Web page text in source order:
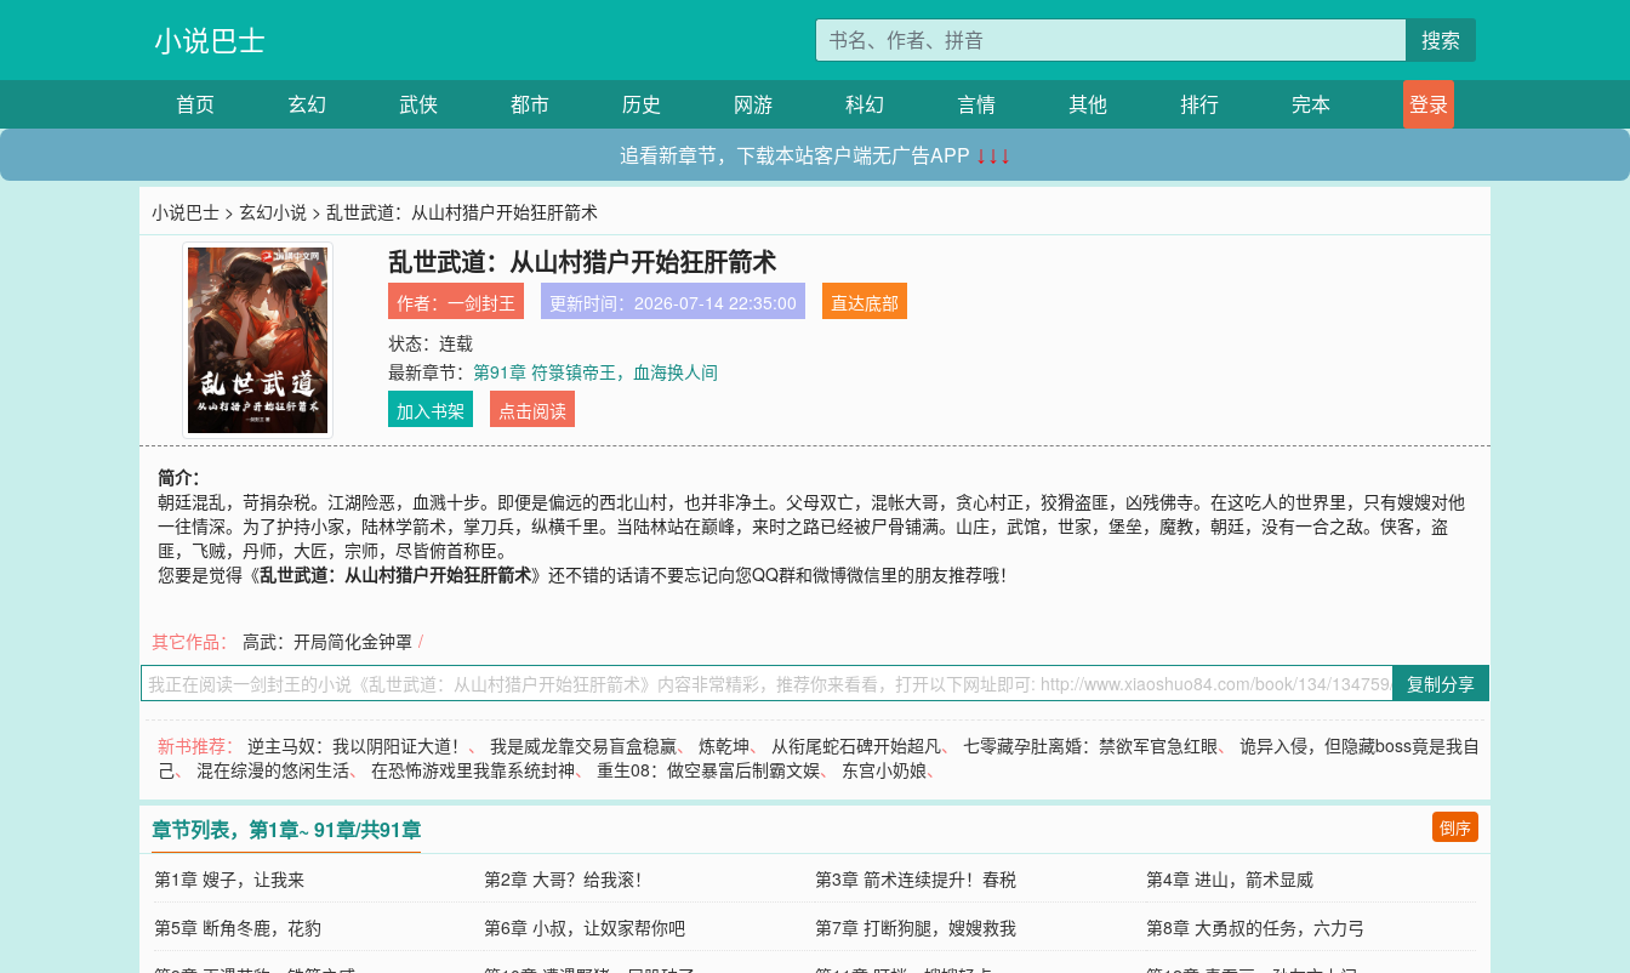
小说巴士 搜索
首页 玄幻 武侠 都市 历史 网游 科幻 言情 其他 排行 完本
登录
追看新章节，下载本站客户端无广告APP ↓↓↓
小说巴士 >玄幻小说 > 乱世武道：从山村猎户开始狂肝箭术
乱世武道：从山村猎户开始狂肝箭术
作者：一剑封王 更新时间：2026-07-14 22:35:00
直达底部
状态：连载
最新章节：第91章 符箓镇帝王，血海换人间
加入书架
点击阅读
简介：
朝廷混乱，苛捐杂税。江湖险恶，血溅十步。即便是偏远的西北山村，也并非净土。父母双亡，混帐大哥，贪心村正，狡猾盗匪，凶残佛寺。在这吃人的世界里，只有嫂嫂对他
一往情深。为了护持小家，陆林学箭术，掌刀兵，纵横千里。当陆林站在巅峰，来时之路已经被尸骨铺满。山庄，武馆，世家，堡垒，魔教，朝廷，没有一合之敌。侠客，盗
匪，飞贼，丹师，大匠，宗师，尽皆俯首称臣。
您要是觉得《乱世武道：从山村猎户开始狂肝箭术》还不错的话请不要忘记向您QQ群和微博微信里的朋友推荐哦！
其它作品： 高武：开局简化金钟罩 /
复制分享
新书推荐：逆主马奴：我以阴阳证大道！ 、我是威龙靠交易盲盒稳赢、炼乾坤、 从衔尾蛇石碑开始超凡、七零藏孕肚离婚：禁欲军官急红眼、诡异入侵，但隐藏boss竟是我自
己、 混在综漫的悠闲生活、在恐怖游戏里我靠系统封神、重生08：做空暴富后制霸文娱、 东宫小奶娘、
章节列表，第1章~ 91章/共91章 倒序
第1章 嫂子，让我来 第2章 大哥？给我滚！ 第3章 箭术连续提升！春税
第4章 进山，箭术显威
第5章 断角冬鹿，花豹
第6章 小叔，让奴家帮你吧 第7章 打断狗腿，嫂嫂救我
第8章 大勇叔的任务，六力弓